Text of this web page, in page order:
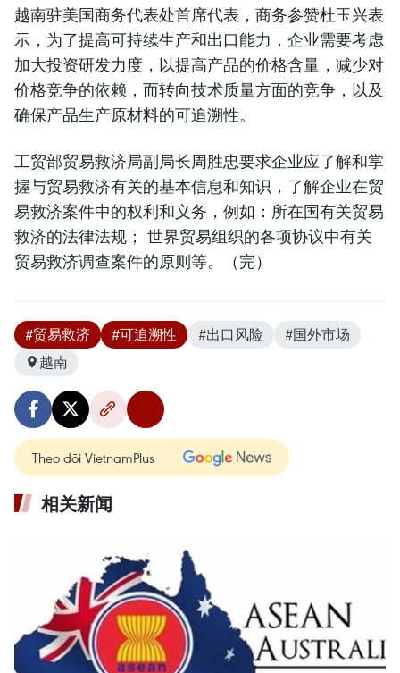
越南驻美国商务代表处首席代表，商务参赞杜玉兴表
示，为了提高可持续生产和出口能力，企业需要考虑
加大投资研发力度，以提高产品的价格含量，减少对
价格竞争的依赖，而转向技术质量方面的竞争，以及
确保产品生产原材料的可追溯性。
工贸部贸易救济局副局长周胜忠要求企业应了解和掌
握与贸易救济有关的基本信息和知识，了解企业在贸
易救济案件中的权利和义务，例如：所在国有关贸易
救济的法律法规； 世界贸易组织的各项协议中有关
贸易救济调查案件的原则等。（完）
#贸易救济 #可追溯性 #出口风险
#国外市场
越南
Theo dõi VietnamPlus
相关新闻